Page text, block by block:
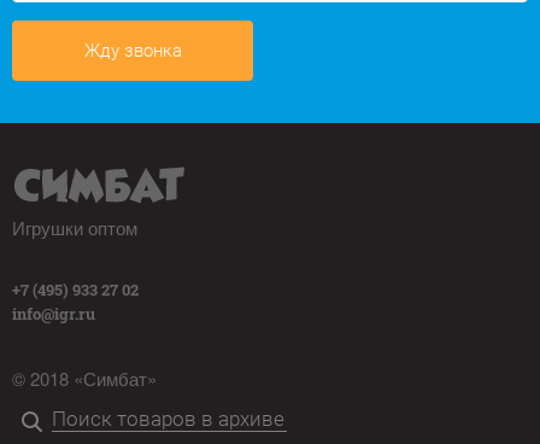
Жду звонка
Игрушки оптом
+7 (495) 933 27 02
info@igr.ru
© 2018 «Симбат»